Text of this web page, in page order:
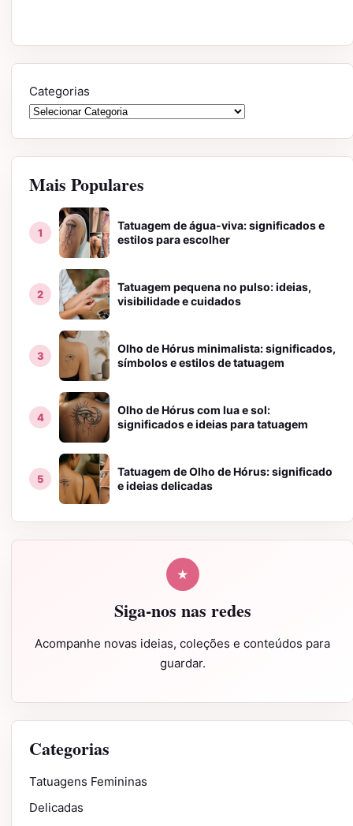
Categorias
Mais Populares
Tatuagem de água-viva: significados e
estilos para escolher
Tatuagem pequena no pulso: ideias,
visibilidade e cuidados
Olho de Hórus minimalista: significados,
símbolos e estilos de tatuagem
Olho de Hórus com lua e sol:
significados e ideias para tatuagem
Tatuagem de Olho de Hórus: significado
e ideias delicadas
★
Siga-nos nas redes
Acompanhe novas ideias, coleções e conteúdos para
guardar.
Categorias
Tatuagens Femininas
Delicadas